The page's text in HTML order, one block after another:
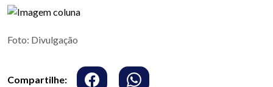
Foto: Divulgação
Compartilhe: